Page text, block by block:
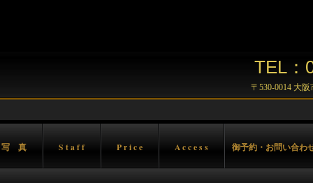
TEL：
〒530-0014 大
真 S t a f f P r i c e A c c e s s 御予約・お問い合わ